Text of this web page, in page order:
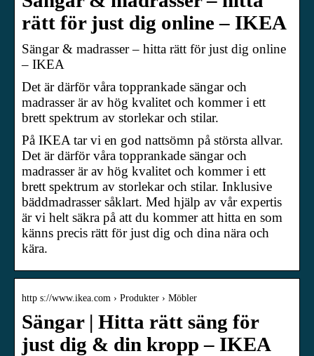
rätt för just dig online – IKEA
Sängar & madrasser – hitta rätt för just dig online
– IKEA
Det är därför våra topprankade sängar och
madrasser är av hög kvalitet och kommer i ett
brett spektrum av storlekar och stilar.
På IKEA tar vi en god nattsömn på största allvar.
Det är därför våra topprankade sängar och
madrasser är av hög kvalitet och kommer i ett
brett spektrum av storlekar och stilar. Inklusive
bäddmadrasser såklart. Med hjälp av vår expertis
är vi helt säkra på att du kommer att hitta en som
känns precis rätt för just dig och dina nära och
kära.
http s://www.ikea.com › Produkter › Möbler
Sängar | Hitta rätt säng för
just dig & din kropp – IKEA